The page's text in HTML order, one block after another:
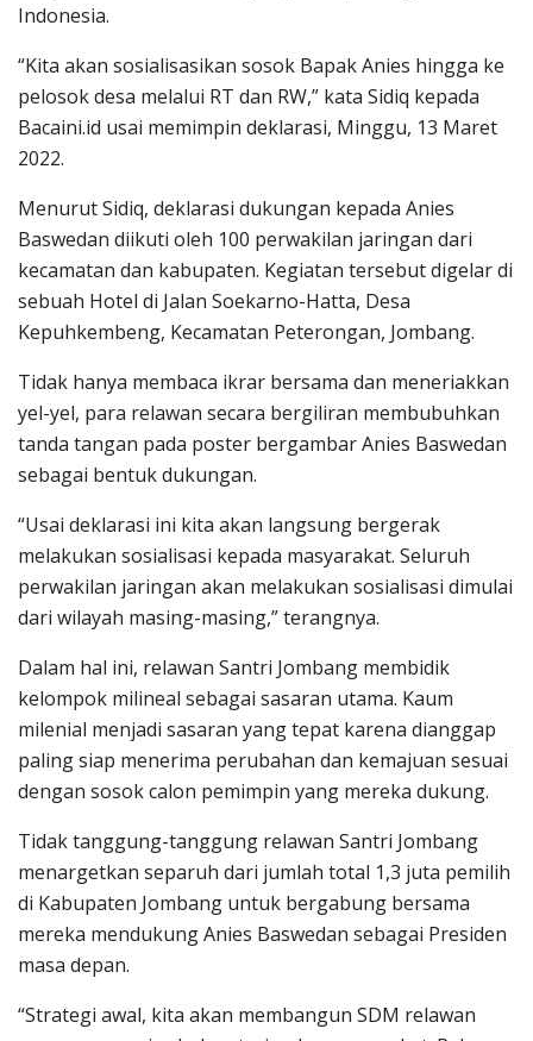
Indonesia.
“Kita akan sosialisasikan sosok Bapak Anies hingga ke
pelosok desa melalui RT dan RW,” kata Sidiq kepada
Bacaini.id usai memimpin deklarasi, Minggu, 13 Maret
2022.
Menurut Sidiq, deklarasi dukungan kepada Anies
Baswedan diikuti oleh 100 perwakilan jaringan dari
kecamatan dan kabupaten. Kegiatan tersebut digelar di
sebuah Hotel di Jalan Soekarno-Hatta, Desa
Kepuhkembeng, Kecamatan Peterongan, Jombang.
Tidak hanya membaca ikrar bersama dan meneriakkan
yel-yel, para relawan secara bergiliran membubuhkan
tanda tangan pada poster bergambar Anies Baswedan
sebagai bentuk dukungan.
“Usai deklarasi ini kita akan langsung bergerak
melakukan sosialisasi kepada masyarakat. Seluruh
perwakilan jaringan akan melakukan sosialisasi dimulai
dari wilayah masing-masing,” terangnya.
Dalam hal ini, relawan Santri Jombang membidik
kelompok milineal sebagai sasaran utama. Kaum
milenial menjadi sasaran yang tepat karena dianggap
paling siap menerima perubahan dan kemajuan sesuai
dengan sosok calon pemimpin yang mereka dukung.
Tidak tanggung-tanggung relawan Santri Jombang
menargetkan separuh dari jumlah total 1,3 juta pemilih
di Kabupaten Jombang untuk bergabung bersama
mereka mendukung Anies Baswedan sebagai Presiden
masa depan.
“Strategi awal, kita akan membangun SDM relawan